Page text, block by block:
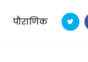
पौराणिक